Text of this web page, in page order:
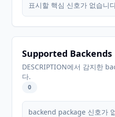
표시할 핵심 신호가 없습니
Supported Backends
DESCRIPTION에서 감지한
다.
0
backend package 신호가